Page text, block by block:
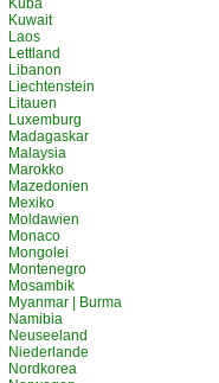
Kuba
Kuwait
Laos
Lettland
Libanon
Liechtenstein
Litauen
Luxemburg
Madagaskar
Malaysia
Marokko
Mazedonien
Mexiko
Moldawien
Monaco
Mongolei
Montenegro
Mosambik
Myanmar | Burma
Namibia
Neuseeland
Niederlande
Nordkorea